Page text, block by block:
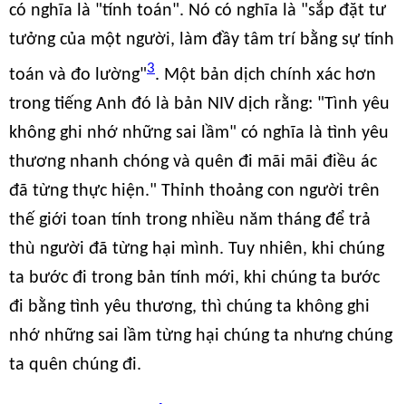
có nghĩa là "tính toán". Nó có nghĩa là "sắp đặt tư
tưởng của một người, làm đầy tâm trí bằng sự tính
toán và đo lường"3. Một bản dịch chính xác hơn
trong tiếng Anh đó là bản NIV dịch rằng: "Tình yêu
không ghi nhớ những sai lầm" có nghĩa là tình yêu
thương nhanh chóng và quên đi mãi mãi điều ác
đã từng thực hiện." Thỉnh thoảng con người trên
thế giới toan tính trong nhiều năm tháng để trả
thù người đã từng hại mình. Tuy nhiên, khi chúng
ta bước đi trong bản tính mới, khi chúng ta bước
đi bằng tình yêu thương, thì chúng ta không ghi
nhớ những sai lầm từng hại chúng ta nhưng chúng
ta quên chúng đi.